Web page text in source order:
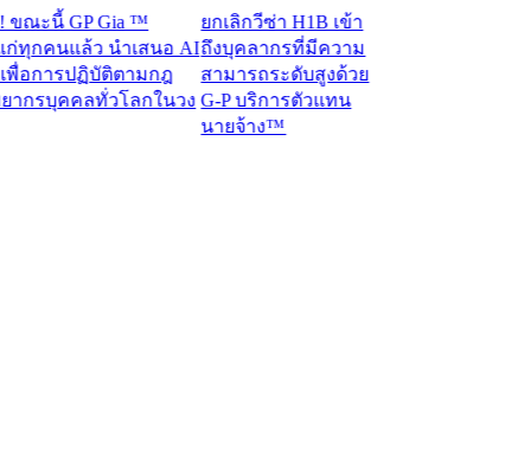
ะนี้ GP Gia ™
คนแล้ว นำเสนอ AI
ารปฏิบัติตามกฎ
รบุคคลทั่วโลกในวง
ยกเลิกวีซ่า H1B เข้า
ถึงบุคลากรที่มีความ
สามารถระดับสูงด้วย
G-P บริการตัวแทน
นายจ้าง™​​